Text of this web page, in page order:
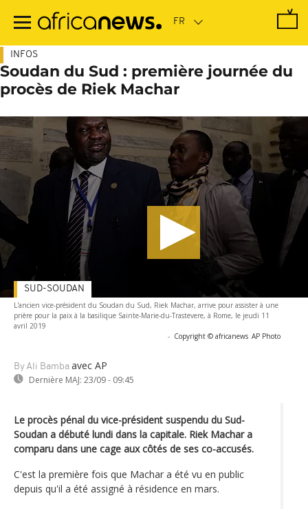
contenu
INFOS
Soudan du Sud : première journée du
procès de Riek Machar
L'ancien vice-président du Soudan du Sud, Riek Machar, arrive pour assister à une
prière pour la paix à la basilique Sainte-Marie-du-Trastevere, à Rome, le jeudi 11
avril 2019
- Copyright © africanews AP Photo
By Ali Bamba avec AP
Dernière MAJ: 23/09 - 09:45
SUD-SOUDAN
Le procès pénal du vice-président suspendu du Sud-
Soudan a débuté lundi dans la capitale. Riek Machar a
comparu dans une cage aux côtés de ses co-accusés.
C'est la première fois que Machar a été vu en public
depuis qu'il a été assigné à résidence en mars.